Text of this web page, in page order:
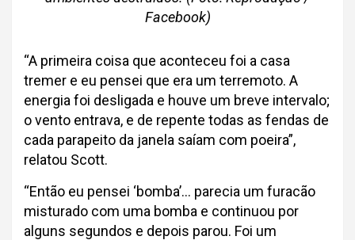
Facebook)
“A primeira coisa que aconteceu foi a casa
tremer e eu pensei que era um terremoto. A
energia foi desligada e houve um breve intervalo;
o vento entrava, e de repente todas as fendas de
cada parapeito da janela saíam com poeira”,
relatou Scott.
“Então eu pensei ‘bomba’… parecia um furacão
misturado com uma bomba e continuou por
alguns segundos e depois parou. Foi um